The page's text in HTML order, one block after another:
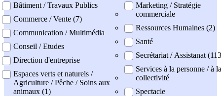
Bâtiment / Travaux Publics
Commerce / Vente (7)
Communication / Multimédia
Conseil / Etudes
Direction d'entreprise
Espaces verts et naturels /
Agriculture / Pêche / Soins aux
animaux (1)
Marketing / Stratégie
commerciale
Ressources Humaines (2)
Santé
Secrétariat / Assistanat
Services à la personne / à la
collectivité
Spectacle